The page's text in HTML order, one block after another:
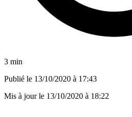
3 min
Publié le 13/10/2020 à 17:43
Mis à jour le 13/10/2020 à 18:22